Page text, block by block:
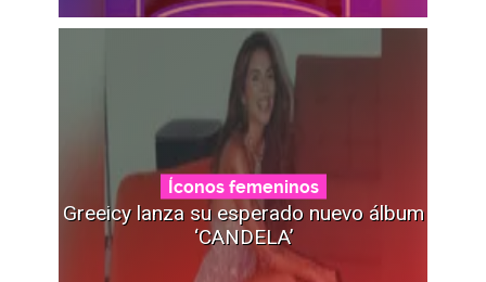
Íconos femeninos
Greeicy lanza su esperado nuevo álbum
‘CANDELA’